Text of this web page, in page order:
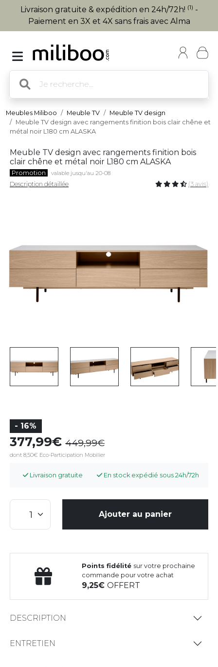
Livraison gratuite & expédition en 24h/72h! (1) -
Paiement en 3X et 4X sans frais avec Alma
Meubles Miliboo Meuble TV
Meuble TV design
Meuble TV design avec rangements finition bois clair chêne et
métal noir L180 cm ALASKA
Meuble TV design avec rangements finition bois
clair chêne et métal noir L180 cm ALASKA
Promotion valable jusqu'au 20-08
Description détaillée (3 avis)
- 16%
377,99 449,99
dont 8,50€ Eco-Participation Mobilier
Livraison gratuite En stock expédié sous 24h/72h
Ajouter au panier
Points fidélité sur votre prochaine
commande pour votre achat
9,25OFFERT
DESCRIPTION
ENTRETIEN